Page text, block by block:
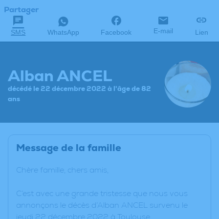
Partager
SMS WhatsApp Facebook E-mail Lien
Alban ANCEL
décédé le 22 décembre 2022 à l'âge de 82
ans
Message de la famille
Chère famille, chers amis,
C’est avec une grande tristesse que nous vous
annonçons le décès d’Alban ANCEL survenu le
jeudi 22 décembre 2022 à Toulouse.